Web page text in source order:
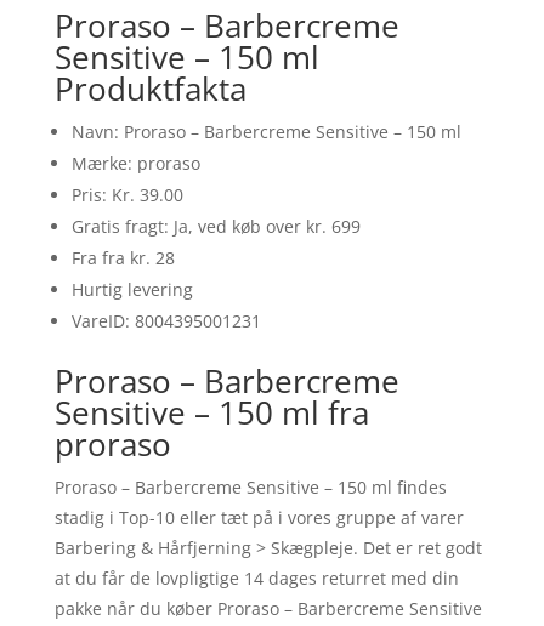
Proraso – Barbercreme
Sensitive – 150 ml
Produktfakta
Navn: Proraso – Barbercreme Sensitive – 150 ml
Mærke: proraso
Pris: Kr. 39.00
Gratis fragt: Ja, ved køb over kr. 699
Fra fra kr. 28
Hurtig levering
VareID: 8004395001231
Proraso – Barbercreme
Sensitive – 150 ml fra
proraso
Proraso – Barbercreme Sensitive – 150 ml findes
stadig i Top-10 eller tæt på i vores gruppe af varer
Barbering & Hårfjerning > Skægpleje. Det er ret godt
at du får de lovpligtige 14 dages returret med din
pakke når du køber Proraso – Barbercreme Sensitive